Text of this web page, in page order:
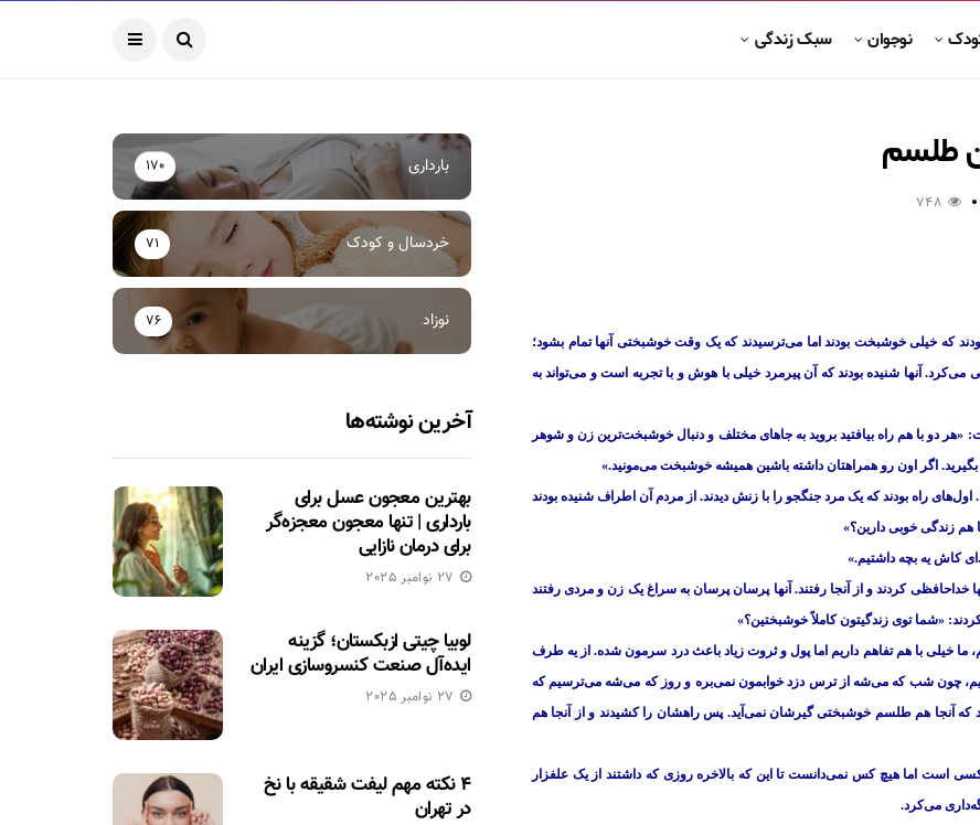
نوجوان سبک زندگی
طلسم
748
که خیلی خوشبخت بودند اما می‌ترسیدند که یک وقت خوشبختی آنها تمام بشود؛
آنها شنیده بودند که آن پیرمرد خیلی با هوش و با تجربه است و می‌تواند به
دو با هم راه بیافتید بروید به جاهای مختلف و دنبال خوشبخت‌ترین زن و شوهر
بگیرید. اگر اون رو همراهتان داشته باشین همیشه خوشبخت می‌مونید.»
راه بودند که یک مرد جنگجو را با زنش دیدند. از مردم آن اطراف شنیده بودند
هم زندگی خوبی دارین؟»
کاش یه بچه داشتیم.»
کردند و از آنجا رفتند. آنها پرسان پرسان به سراغ یک زن و مردی رفتند
«شما توی زندگیتون کاملاً خوشبختین؟»
خیلی با هم تفاهم داریم اما پول و ثروت زیاد باعث درد سرمون شده. از یه طرف
چون شب که می‌شه از ترس دزد خوابمون نمی‌بره و روز که می‌شه می‌ترسیم که
که آنجا هم طلسم خوشبختی گیرشان نمی‌آید. پس راهشان را کشیدند و از آنجا هم
است اما هیچ کس نمی‌دانست تا این که بالاخره روزی که داشتند از یک علفزار
می‌کرد.
بارداری 170
خردسال و کودک 71
نوزاد 76
آخرین نوشته‌ها
بهترین معجون عسل برای
بارداری | تنها معجون معجزه‌گر
برای درمان نازایی
27 نوامبر 2025
لوبیا چیتی ازبکستان؛ گزینه
ایده‌آل صنعت کنسروسازی ایران
27 نوامبر 2025
۴ نکته مهم لیفت شقیقه با نخ
در تهران